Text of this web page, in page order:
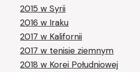
2015 w Syrii
2016 w Iraku
2017 w Kalifornii
2017 w tenisie ziemnym
2018 w Korei Południowej